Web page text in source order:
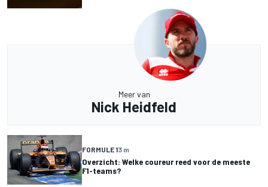
Meer van
Nick Heidfeld
FORMULE 13 m
Overzicht: Welke coureur reed voor de meeste
F1-teams?